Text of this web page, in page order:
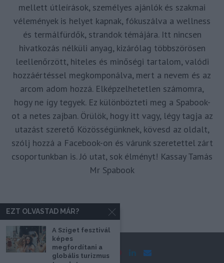
mellett útleírások, személyes ajánlók és szakmai
vélemények is helyet kapnak, fókuszálva a wellness
és termálfürdők, strandok témájára. Itt nincsen
hivatkozás nélküli anyag, kizárólag többszörösen
leellenőrzött, hiteles és minőségi tartalom, valódi
hozzáértéssel megkomponálva, mert a nevem és az
arcom adom hozzá. Elképzelhetetlen számomra,
hogy ne így tegyek. Ez különbözteti meg a Spabook-
ot a netes zajban. Örülök, hogy itt vagy, légy tagja az
utazást szerető Közösségünknek, kövesd az oldalt,
szólj hozzá a Facebook-on és várunk szeretettel zárt
csoportunkban is. Jó utat, sok élményt! Kassay Tamás
Mr Spabook
EZT OLVASTAD MÁR?
A Sziget fesztivál
képes
megfordítani a
globális turizmus